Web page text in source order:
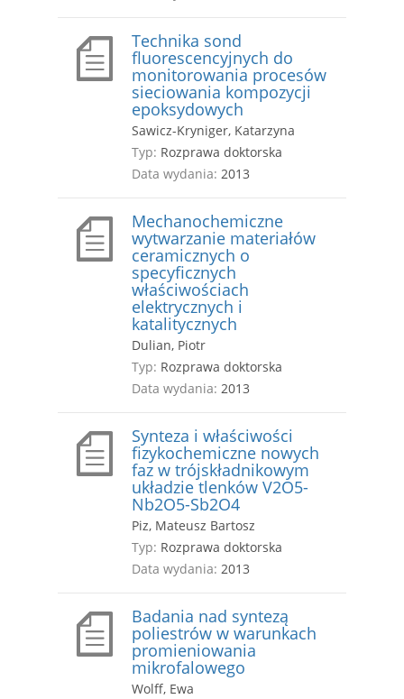
Technika sond
fluorescencyjnych do
monitorowania procesów
sieciowania kompozycji
epoksydowych
Sawicz-Kryniger, Katarzyna
Typ: Rozprawa doktorska
Data wydania: 2013
Mechanochemiczne
wytwarzanie materiałów
ceramicznych o
specyficznych
właściwościach
elektrycznych i
katalitycznych
Dulian, Piotr
Typ: Rozprawa doktorska
Data wydania: 2013
Synteza i właściwości
fizykochemiczne nowych
faz w trójskładnikowym
układzie tlenków V2O5-
Nb2O5-Sb2O4
Piz, Mateusz Bartosz
Typ: Rozprawa doktorska
Data wydania: 2013
Badania nad syntezą
poliestrów w warunkach
promieniowania
mikrofalowego
Wolff, Ewa